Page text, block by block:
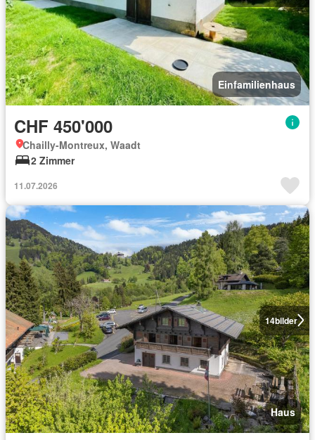
Einfamilienhaus
CHF 450'000
Chailly-Montreux, Waadt
2 Zimmer
11.07.2026
14bilder
Haus